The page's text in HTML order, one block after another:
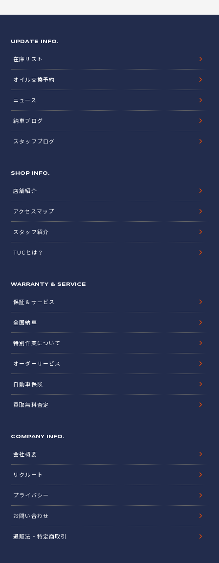
UPDATE INFO.
在庫リスト
オイル交換予約
ニュース
納車ブログ
スタッフブログ
SHOP INFO.
店舗紹介
アクセスマップ
スタッフ紹介
TUCとは？
WARRANTY & SERVICE
保証＆サービス
全国納車
特別作業について
オーダーサービス
自動車保険
買取無料査定
COMPANY INFO.
会社概要
リクルート
プライバシー
お問い合わせ
通販法・特定商取引